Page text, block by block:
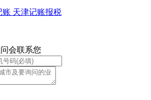
账 天津记账报税
会联系您